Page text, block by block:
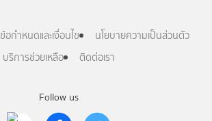
Follow us
ข้อกำหนดและเงื่อนไข
นโยบายความเป็นส่วนตัว
บริการช่วยเหลือ
ติดต่อเรา